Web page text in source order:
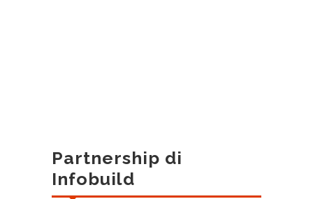
Partnership di
Infobuild